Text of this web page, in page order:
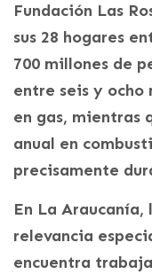
Fundación Las
sus 28 hogares
700 millones de
entre seis y ocho
en gas, mientras
anual en
precisamente
En La Araucanía,
relevancia
encuentra